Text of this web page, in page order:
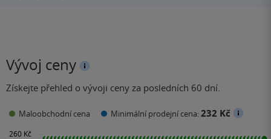
Vývoj ceny
Získejte přehled o vývoji ceny za posledních 60 dní.
Maloobchodní cena Minimální prodejní cena:232 Kč